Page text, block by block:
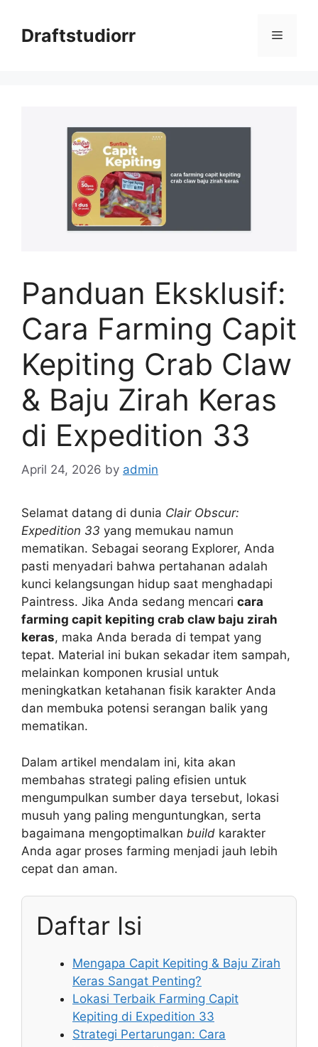
contentDraftstudiorr Menu
Panduan Eksklusif:
Cara Farming Capit
Kepiting Crab Claw
& Baju Zirah Keras
di Expedition 33
April 24, 2026 by admin
Selamat datang di dunia Clair Obscur:
Expedition 33 yang memukau namun
mematikan. Sebagai seorang Explorer, Anda
pasti menyadari bahwa pertahanan adalah
kunci kelangsungan hidup saat menghadapi
Paintress. Jika Anda sedang mencari cara
farming capit kepiting crab claw baju zirah
keras, maka Anda berada di tempat yang
tepat. Material ini bukan sekadar item sampah,
melainkan komponen krusial untuk
meningkatkan ketahanan fisik karakter Anda
dan membuka potensi serangan balik yang
mematikan.
Dalam artikel mendalam ini, kita akan
membahas strategi paling efisien untuk
mengumpulkan sumber daya tersebut, lokasi
musuh yang paling menguntungkan, serta
bagaimana mengoptimalkan build karakter
Anda agar proses farming menjadi jauh lebih
cepat dan aman.
Daftar Isi
Mengapa Capit Kepiting & Baju Zirah
Keras Sangat Penting?
Lokasi Terbaik Farming Capit
Kepiting di Expedition 33
Strategi Pertarungan: Cara